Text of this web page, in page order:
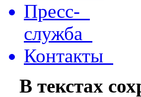
Пресс-
служба
Контакты
В текстах